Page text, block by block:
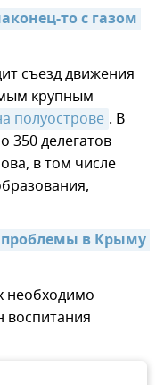
то с газом
съезд движения
крупным
полуострове . В
350 делегатов
в том числе
в Крыму
необходимо
воспитания